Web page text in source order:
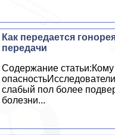
Как передается
передачи
Содержание статьи:Кому
слабый пол более
болезни...